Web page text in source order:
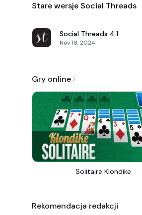
Stare wersje Social Threads
Social Threads 4.1
Nov 18, 2024
Gry online
Solitaire Klondike
Rekomendacja redakcji